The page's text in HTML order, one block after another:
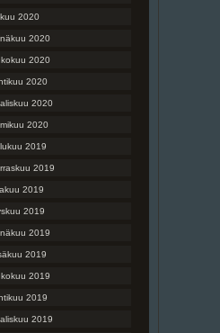
2020
2020
2020
2020
2020
2020
2019
2019
2019
2019
2019
2019
2019
2019
2019